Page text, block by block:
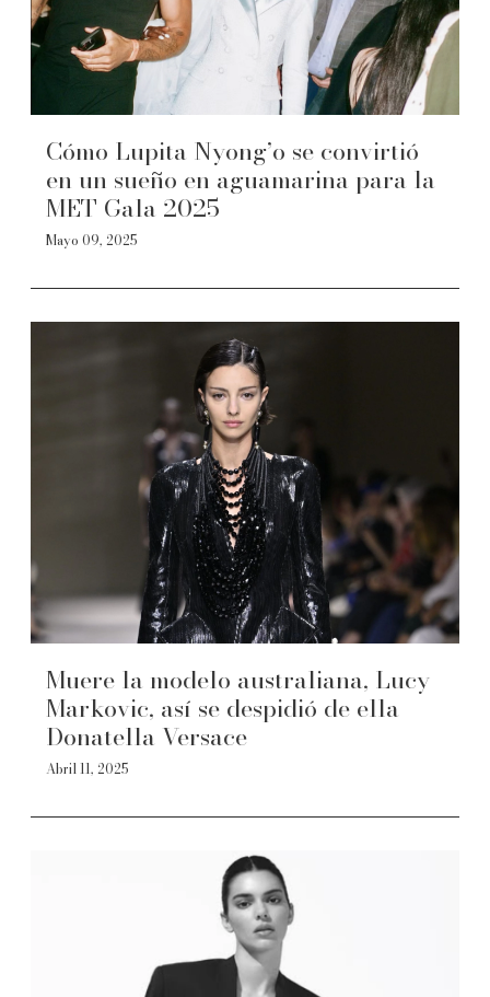
Cómo Lupita Nyong’o se convirtió
en un sueño en aguamarina para la
MET Gala 2025
Mayo 09, 2025
Muere la modelo australiana, Lucy
Markovic, así se despidió de ella
Donatella Versace
Abril 11, 2025